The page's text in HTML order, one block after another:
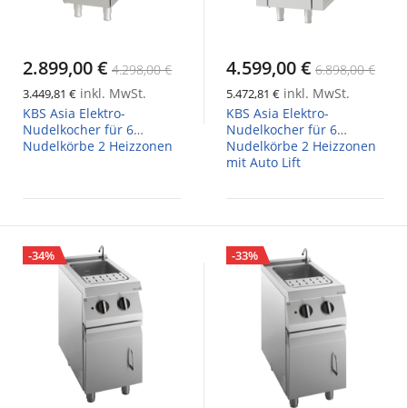
2.899,00 € 4.298,00 €
3.449,81 € inkl. MwSt.
KBS Asia Elektro-
Nudelkocher für 6
Nudelkörbe 2 Heizzonen
4.599,00 € 6.898,00 €
5.472,81 € inkl. MwSt.
KBS Asia Elektro-
Nudelkocher für 6
Nudelkörbe 2 Heizzonen
mit Auto Lift
-34% -33%